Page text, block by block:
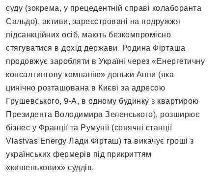
суду (зокрема, у прецедентній справі колаборанта
Сальдо), активи, зареєстровані на подружжя
підсанкційних осіб, мають безкомпромісно
стягуватися в дохід держави. Родина Фірташа
продовжує заробляти в Україні через «Енергетичну
консалтингову компанію» доньки Анни (яка
цинічно розташована в Києві за адресою
Грушевського, 9-А, в одному будинку з квартирою
Президента Володимира Зеленського), розширює
бізнес у Франції та Румунії (сонячні станції
Vlastvas Energy Лади Фірташ) та викачує гроші з
українських фермерів під прикриттям
«кишенькових» суддів.